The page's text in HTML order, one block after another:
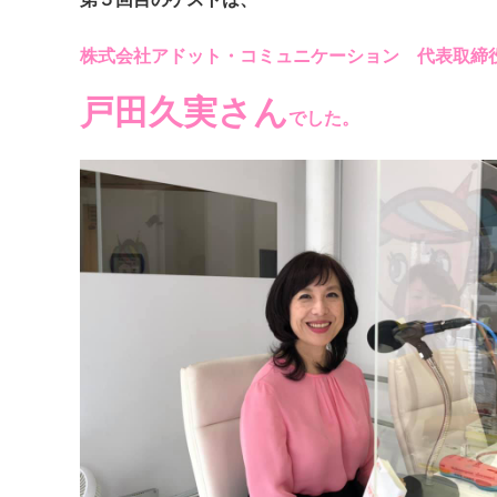
株式会社アドット・コミュニケーション 代表取締
戸田久実さんでした。